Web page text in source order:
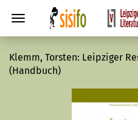
Klemm, Torsten: Leipziger
(Handbuch)